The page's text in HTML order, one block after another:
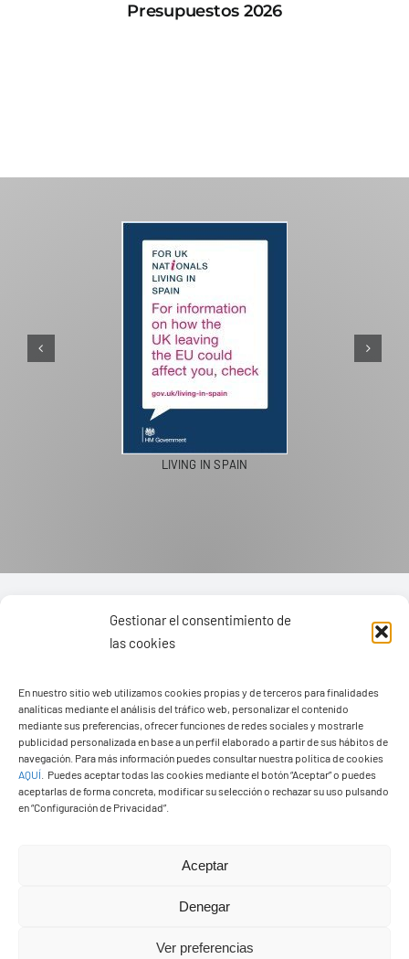
Gestionar el consentimiento de
las cookies
En nuestro sitio web utilizamos cookies propias y de terceros para finalidades
analíticas mediante el análisis del tráfico web, personalizar el contenido
mediante sus preferencias, ofrecer funciones de redes sociales y mostrarle
publicidad personalizada en base a un perfil elaborado a partir de sus hábitos de
navegación. Para más información puedes consultar nuestra política de cookies
AQUÍ
Puedes aceptar todas las cookies mediante el botón “Aceptar” o puedes
aceptarlas de forma concreta, modificar su selección o rechazar su uso pulsando
en “Configuración de Privacidad”.
Aceptar
Denegar
Ver preferencias
Presupuestos 2026
PASEOS EN CAMELLO
Pza. de Los Remedios, 1